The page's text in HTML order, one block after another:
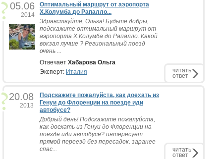
05.06
2014
Оптимальный маршрут от аэропорта
Х.Колумба до Рапалло...
Здравствуйте, Ольга! Будьте добры,
подскажите оптимальный маршрут от
аэропорта Х.Колумба до Рапалло. Какой
вокзал лучше ? Региональный поезд
очень ...
Отвечает Хабарова Ольга
Эксперт: Италия читать
ответ
20.08
2013
Подскажите пожалуйста, как доехать из
Генуи до Флоренции на поезде иди
автобусе?
Добрый день! Подскажите пожалуйста,
как доехать из Генуи до Флоренции на
поезде иди автобусе? интересует
прямой переезд без пересадок. заранее
спас...
читать
ответ